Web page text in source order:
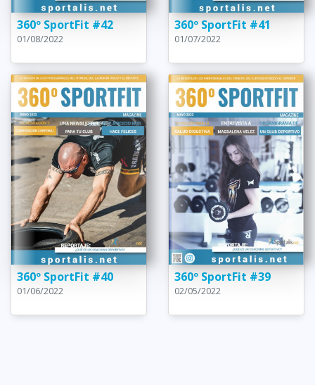
360º SportFit #42
01/08/2022
360º SportFit #41
01/07/2022
360º SportFit #40
01/06/2022
360º SportFit #39
02/05/2022